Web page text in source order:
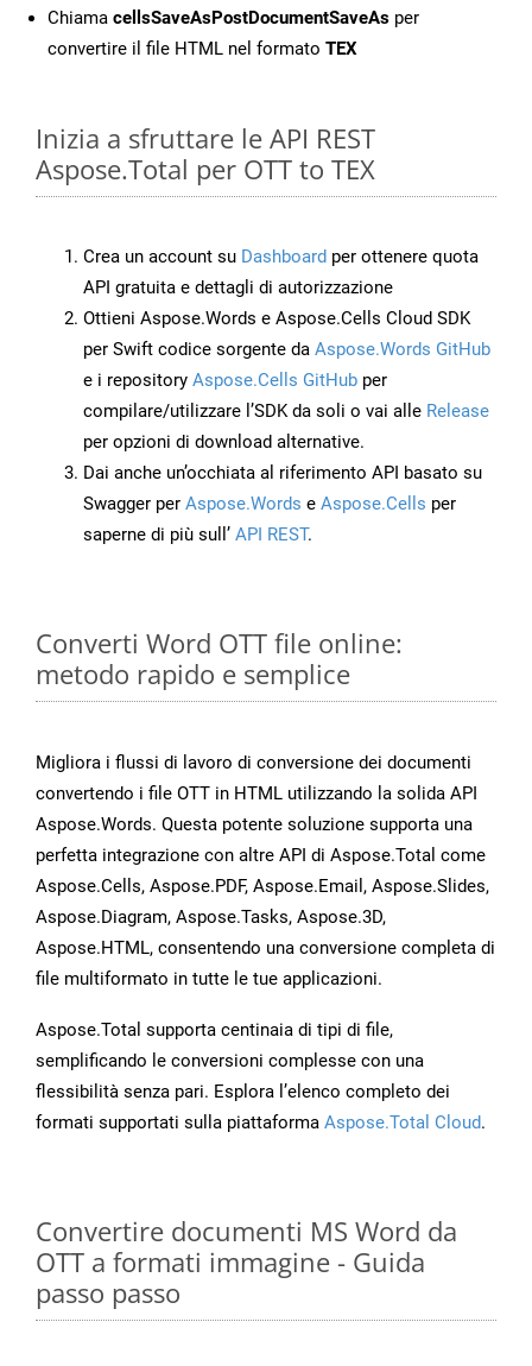
Chiama cellsSaveAsPostDocumentSaveAs per
convertire il file HTML nel formato TEX
Inizia a sfruttare le API REST
Aspose.Total per OTT to TEX
Crea un account su Dashboard per ottenere quota
API gratuita e dettagli di autorizzazione
Ottieni Aspose.Words e Aspose.Cells Cloud SDK
per Swift codice sorgente da Aspose.Words GitHub
e i repository Aspose.Cells GitHub per
compilare/utilizzare l’SDK da soli o vai alle Release
per opzioni di download alternative.
Dai anche un’occhiata al riferimento API basato su
Swagger per Aspose.Words e Aspose.Cells per
saperne di più sull’ API REST.
Converti Word OTT file online:
metodo rapido e semplice
Migliora i flussi di lavoro di conversione dei documenti
convertendo i file OTT in HTML utilizzando la solida API
Aspose.Words. Questa potente soluzione supporta una
perfetta integrazione con altre API di Aspose.Total come
Aspose.Cells, Aspose.PDF, Aspose.Email, Aspose.Slides,
Aspose.Diagram, Aspose.Tasks, Aspose.3D,
Aspose.HTML, consentendo una conversione completa di
file multiformato in tutte le tue applicazioni.
Aspose.Total supporta centinaia di tipi di file,
semplificando le conversioni complesse con una
flessibilità senza pari. Esplora l’elenco completo dei
formati supportati sulla piattaforma Aspose.Total Cloud.
Convertire documenti MS Word da
OTT a formati immagine - Guida
passo passo